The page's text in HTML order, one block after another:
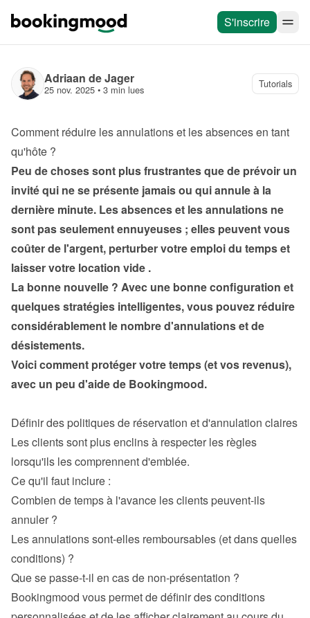
S'inscrire
Adriaan de Jager
25 nov. 2025 • 3 min lues Tutorials
Comment réduire les annulations et les absences en tant
qu'hôte ?
Peu de choses sont plus frustrantes que de prévoir un
invité qui ne se présente jamais ou qui annule à la
dernière minute. Les absences et les annulations ne
sont pas seulement ennuyeuses ; elles peuvent vous
coûter de l'argent, perturber votre emploi du temps et
laisser votre location vide .
La bonne nouvelle ? Avec une bonne configuration et
quelques stratégies intelligentes, vous pouvez réduire
considérablement le nombre d'annulations et de
Voici comment protéger votre temps (et vos revenus),
avec un peu d'aide de Bookingmood.
Les clients sont plus enclins à respecter les règles
lorsqu'ils les comprennent d'emblée.
Combien de temps à l'avance les clients peuvent-ils
annuler ?
Les annulations sont-elles remboursables (et dans quelles
conditions) ?
Que se passe-t-il en cas de non-présentation ?
Bookingmood vous permet de définir des conditions